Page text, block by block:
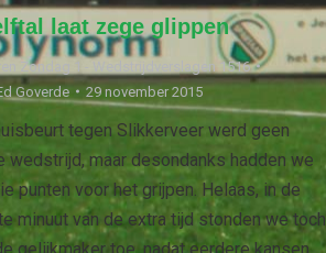
laat zege glippen
Zondag 1 - Wedstrijdverslagen 1516
Goverde 29 november 2015
tegen Slikkerveer werd geen
wedstrijd, maar desondanks hadden we
punten voor het grijpen. Helaas, in de
minuut van de extra tijd stonden we toch
gelijkmaker toe, nadat eerdere kansen